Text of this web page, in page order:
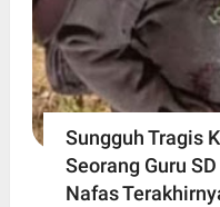
Sungguh Tragis
Seorang Guru
Nafas